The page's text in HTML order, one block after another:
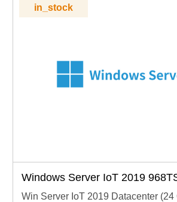
in_stock
Windows Server IoT 2019
Win Server IoT 2019 Datacenter (24